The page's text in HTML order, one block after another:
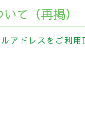
て（再掲）
アドレスをご利用